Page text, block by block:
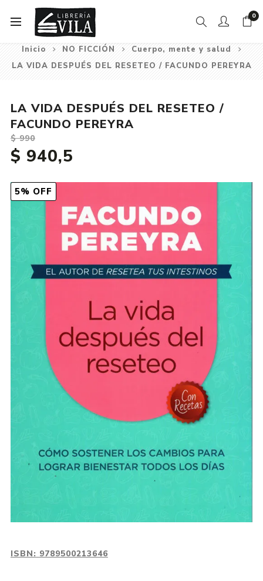
0
Inicio NO FICCIÓN
Cuerpo, mente y salud
LA VIDA DESPUÉS DEL RESETEO / FACUNDO PEREYRA
5% OFF
LA VIDA DESPUÉS DEL RESETEO /
FACUNDO PEREYRA
$ 990
$ 940,5
ISBN: 9789500213646